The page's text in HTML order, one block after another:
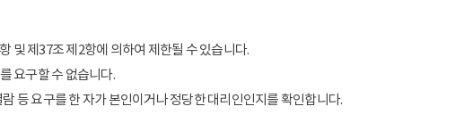
및 제37조 제2항에 의하여 제한될 수 있습니다.
요구할 수 없습니다.
등 요구를 한 자가 본인이거나 정당한 대리인인지를 확인합니다.